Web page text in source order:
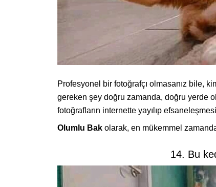
Profesyonel bir fotoğrafçı olmasanız bile,
gereken şey doğru zamanda, doğru yerde
fotoğrafların internette yayılıp
Olumlu Bak olarak, en mükemmel
14. Bu